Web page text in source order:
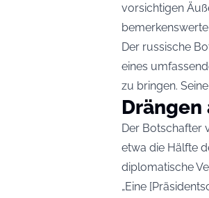
vorsichtigen
Der russische
eines
zu bringen.
Drängen
Der Botschafter
etwa die Hälfte
diplomatische
„Eine